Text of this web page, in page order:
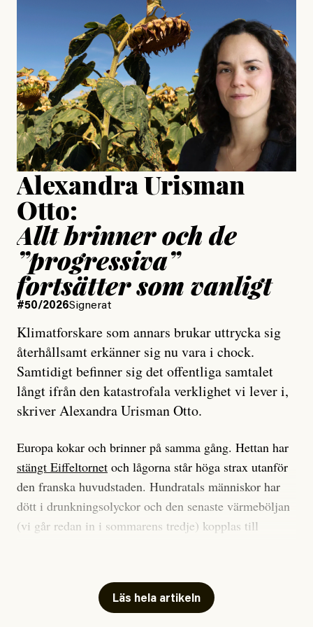
Jonas Lundström
Publicerad24 July, 2026
Jesper Lundby: ”Livet i sig
är ganska politiskt”
Jesper Lundby
Publicerad15 July, 2026
Uppdaterad15 July, 2026
Alexandra Urisman
Otto:
Allt brinner och de
”progressiva”
fortsätter som vanligt
#50/2026Signerat
Klimatforskare som annars brukar uttrycka sig
återhållsamt erkänner sig nu vara i chock.
Samtidigt befinner sig det offentliga samtalet
långt ifrån den katastrofala verklighet vi lever i,
skriver Alexandra Urisman Otto.
Europa kokar och brinner på samma gång. Hettan har
stängt Eiffeltornet och lågorna står höga strax utanför
den franska huvudstaden. Hundratals människor har
dött i drunkningsolyckor och den senaste värmeböljan
(vi går redan in i sommarens tredje) kopplas till
Har du också panik i hettan? Känns det som en
mardröm? Bra, allt annat vore fullständigt orimligt.
Läs hela artikeln